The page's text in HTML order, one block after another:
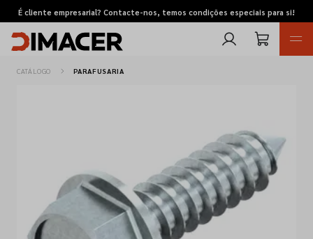
É cliente empresarial? Contacte-nos, temos condições especiais para si!
Pedidos de cotação
CATÁLOGO PARAFUSARIA